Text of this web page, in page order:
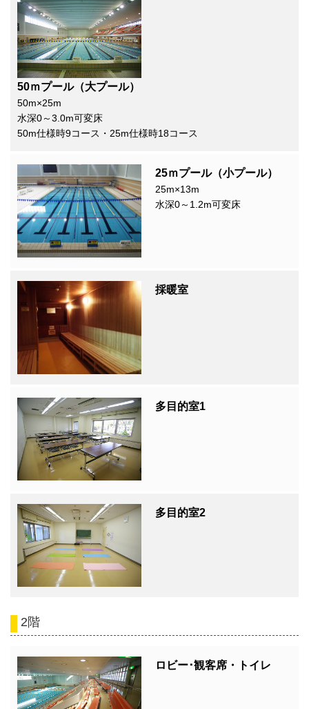
50ｍプール（大プール）
50m×25m
水深0～3.0m可変床
50m仕様時9コース・25m仕様時18コース
25ｍプール（小プール）
25m×13m
水深0～1.2m可変床
採暖室
多目的室1
多目的室2
2階
ロビー･観客席・トイレ